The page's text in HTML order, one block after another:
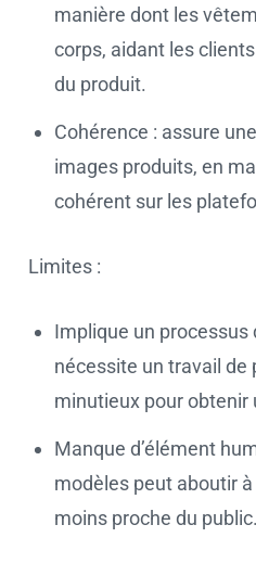
manière dont les
corps, aidant les
du produit.
Cohérence : assure
images produits, en
cohérent sur les
Limites :
Implique un processus
nécessite un travail de
minutieux pour obtenir
Manque d’élément
modèles peut aboutir
moins proche du public.